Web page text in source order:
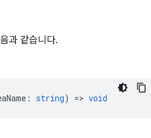
과 같습니다.
: string) => void